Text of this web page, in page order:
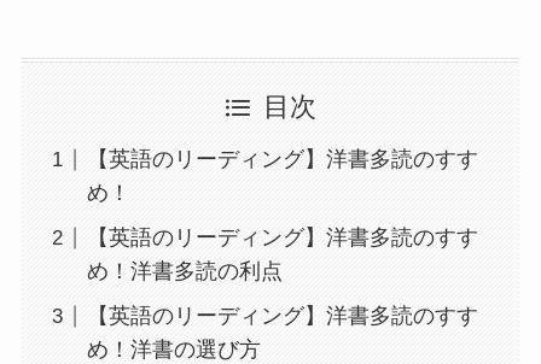
目次
【英語のリーディング】洋書多読のすす
め！
【英語のリーディング】洋書多読のすす
め！洋書多読の利点
【英語のリーディング】洋書多読のすす
め！洋書の選び方